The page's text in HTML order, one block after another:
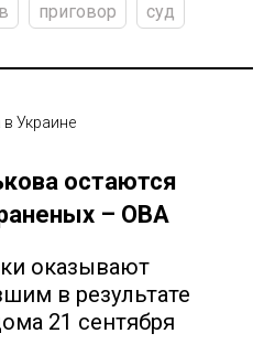
приговор суд
Украине
остаются
– ОВА
оказывают
в результате
21 сентября